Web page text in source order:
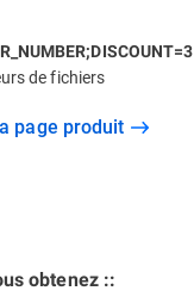
de fichiers
page produit
obtenez ::